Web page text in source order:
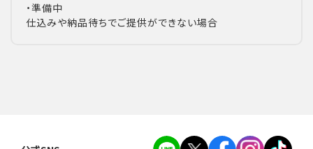
・準備中
仕込みや納品待ちでご提供ができない場合